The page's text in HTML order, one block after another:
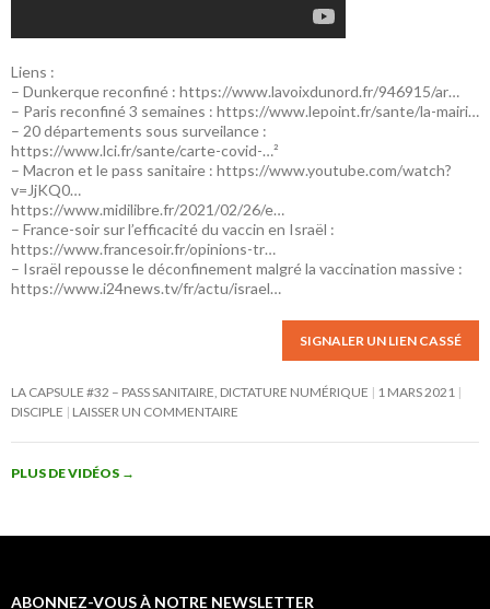
Liens :
– Dunkerque reconfiné : https://www.lavoixdunord.fr/946915/ar…
– Paris reconfiné 3 semaines : https://www.lepoint.fr/sante/la-mairi…
– 20 départements sous surveilance :
https://www.lci.fr/sante/carte-covid-…²
– Macron et le pass sanitaire : https://www.youtube.com/watch?
v=JjKQ0…
https://www.midilibre.fr/2021/02/26/e…
– France-soir sur l’efficacité du vaccin en Israël :
https://www.francesoir.fr/opinions-tr…
– Israël repousse le déconfinement malgré la vaccination massive :
https://www.i24news.tv/fr/actu/israel…
SIGNALER UN LIEN CASSÉ
LA CAPSULE #32 – PASS SANITAIRE, DICTATURE NUMÉRIQUE
1 MARS 2021
DISCIPLE
LAISSER UN COMMENTAIRE
PLUS DE VIDÉOS →
ABONNEZ-VOUS À NOTRE NEWSLETTER